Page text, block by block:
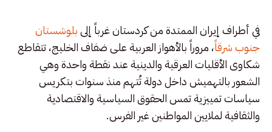
في أطراف إيران الممتدة من كردستان غرباً إلىبلوشستان
جنوب شرقاً، مروراً بالأهواز العربية على ضفاف الخليج، تتقاطع
شكاوى الأقليات العرقية والدينية عند نقطة واحدة وهي
الشعور بالتهميش داخل دولة تُتهم منذ سنوات بتكريس
سياسات تمييزية تمس الحقوق السياسية والاقتصادية
والثقافية لملايين المواطنين غير الفرس.